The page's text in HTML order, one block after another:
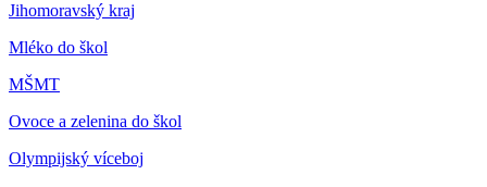
Jihomoravský kraj
Mléko do škol
MŠMT
Ovoce a zelenina do škol
Olympijský víceboj